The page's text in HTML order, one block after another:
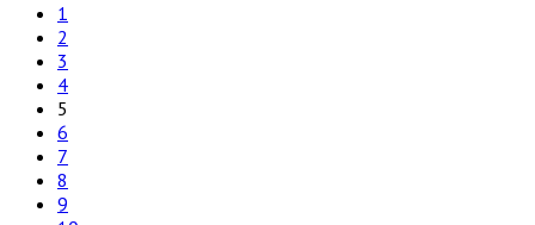
1
2
3
4
5
6
7
8
9